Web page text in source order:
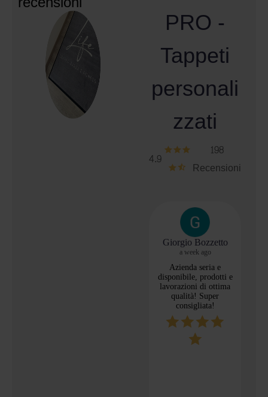
PRO -
Tappeti
personali
zzati
4.9
198
Recensioni
Giorgio Bozzetto
a week ago
Azienda seria e
disponibile, prodotti e
lavorazioni di ottima
qualità! Super
consigliata!